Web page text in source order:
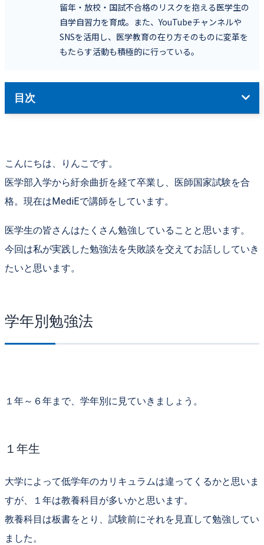
留年・放校・国試不合格のリスクを抱える医学生の
自学自習力を育成。また、YouTubeチャンネルや
SNSを活用し、医学教育の在り方そのものに変革を
もたらす活動も積極的に行っている。
目次
こんにちは、りんこです。
医学部入学から紆余曲折を経て卒業し、医師国家試験を合
格。現在はMediEで講師をしています。
医学生の皆さんはたくさん勉強していることと思います。
今回は私が実践した勉強法を失敗談を交えてお話ししていき
たいと思います。
学年別勉強法
１年～６年まで、学年別に見ていきましょう。
１年生
大学によって低学年のカリキュラムは違ってくるかと思いま
すが、１年は教養科目 が多いかと思います。
教養科目は板書をとり、試験前にそれを見直して勉強してい
ました。